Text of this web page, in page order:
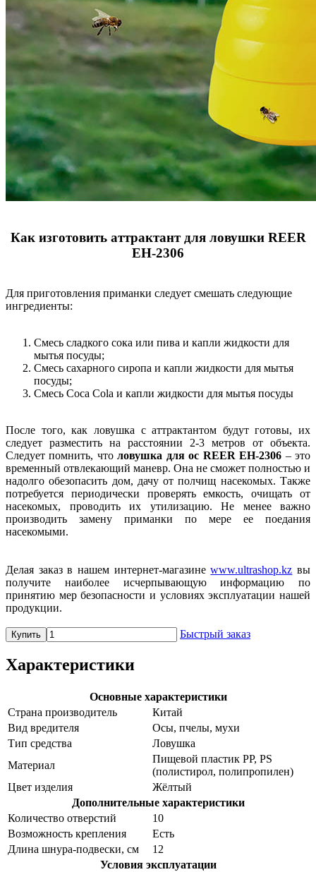
Как изготовить аттрактант для ловушки REER
EH-2306
Для приготовления приманки следует смешать следующие
ингредиенты:
Смесь сладкого сока или пива и капли жидкости для
мытья посуды;
Смесь сахарного сиропа и капли жидкости для мытья
посуды;
Смесь Coca Cola и капли жидкости для мытья посуды
После того, как ловушка с аттрактантом будут готовы, их
следует разместить на расстоянии 2-3 метров от объекта.
Следует помнить, чтоловушка для ос REER EH-2306 – это
временный отвлекающий маневр. Она не сможет полностью и
надолго обезопасить дом, дачу от полчищ насекомых. Также
потребуется периодически проверять емкость, очищать от
насекомых, проводить их утилизацию. Не менее важно
производить замену приманки по мере ее поедания
насекомыми.
Делая заказ в нашем интернет-магазинеwww.ultrashop.kz вы
получите наиболее исчерпывающую информацию по
принятию мер безопасности и условиях эксплуатации нашей
продукции.
Купить Быстрый заказ
Характеристики
Основные характеристики
Страна производитель
Китай
Вид вредителя
Осы, пчелы, мухи
Тип средства
Ловушка
Материал
Пищевой пластик PP, PS
(полистирол, полипропилен)
Цвет изделия
Жёлтый
Дополнительные характеристики
Количество отверстий
10
Возможность крепления
Есть
Длина шнура-подвески, см
12
Условия эксплуатации